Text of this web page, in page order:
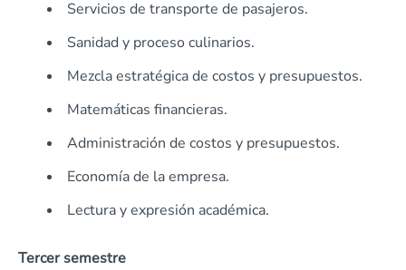
Servicios de transporte de pasajeros.
Sanidad y proceso culinarios.
Mezcla estratégica de costos y presupuestos.
Matemáticas financieras.
Administración de costos y presupuestos.
Economía de la empresa.
Lectura y expresión académica.
Tercer semestre